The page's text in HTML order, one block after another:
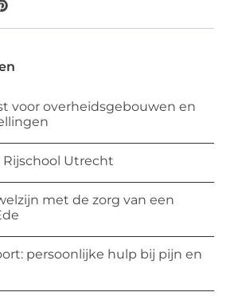
voor overheidsgebouwen en
Utrecht
met de zorg van een
persoonlijke hulp bij pijn en